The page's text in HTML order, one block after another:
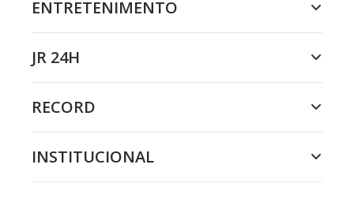
ENTRETENIMENTO
JR 24H
RECORD
INSTITUCIONAL